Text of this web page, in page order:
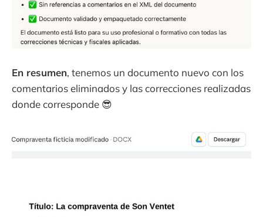
En resumen, tenemos un documento nuevo con los
comentarios eliminados y las correcciones realizadas
donde corresponde 😎